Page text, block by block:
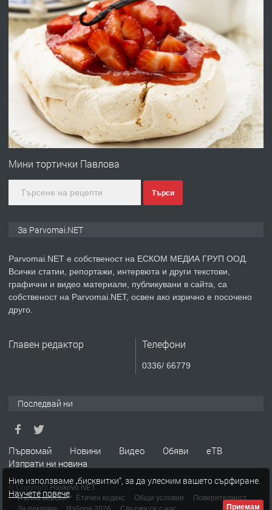
преди 1 година
ПРЕДЛАГА
Първи поход "По стъпките на Ангел
Войвода"
преди 1 година
ПРЕДЛАГА
Монтажник на малки детайли за
преди 1 година
ПРЕДЛАГА
Продавам апартамент - гр.
ПРЕДЛАГА
Търсим работник за работа в
разсадник
Мини тортички Павлова
Търси
За Parvomai.NET
Parvomai.NET е собственост на ЕСКОМ МЕДИА ГРУП ООД.
Всички статии, репортажи, интервюта и други текстови,
графични и видео материали, публикувани в сайта, са
собственост на Parvomai.NET, освен ако изрично е посочено
друго.
Главен редактор Телефони
0336/ 66779
Последвай ни
Първомай Новини Видео Обяви
еТВ
Изпрати ни новина
© Copyright Haskovo.NET
Пълна версия
Етичен кодекс Общи условия
Поверителност
Ние използваме „бисквитки“, за да улесним вашето сърфиране.
Научете повече.
Приемам